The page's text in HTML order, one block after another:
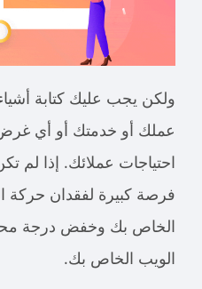
ولكن يجب عليك كتابة أشياء
عملك أو خدمتك أو أي غرض
احتياجات عملائك. إذا لم
فرصة كبيرة لفقدان حركة
الخاص بك وخفض درجة
الويب الخاص بك.